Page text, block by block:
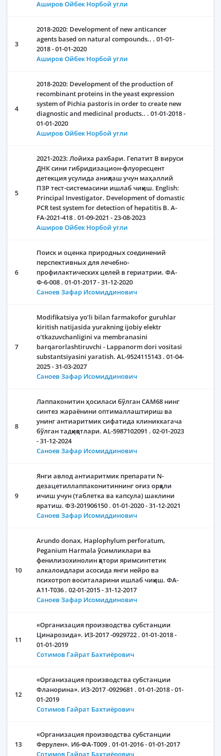
Аширов Ойбек Норбой угли
3
2018-2020: Development of new anticancer
agents based on natural compounds.. . 01-01-
2018 - 01-01-2020
Аширов Ойбек Норбой угли
4
2018-2020: Development of the production of
recombinant proteins in the yeast expression
system of Pichia pastoris in order to create new
diagnostic and medicinal products.. . 01-01-2018 -
01-01-2020
Аширов Ойбек Норбой угли
5
2021-2023: Лойиха рахбари. Гепатит В вируси
ДНК сини гибридизацион-флуоресцент
детекция усулида аниқлаш учун маҳаллий
ПЗР тест-системасини ишлаб чиқиш. English:
Principal Investigator. Development of domastic
PCR test system for detection of hepatitis B. A-
FA-2021-418 . 01-09-2021 - 23-08-2023
Аширов Ойбек Норбой угли
6
Поиск и оценка природных соединений
перспективных для лечебно-
профилактических целей в гериатрии. ФА-
Ф-6-008 . 01-01-2017 - 31-12-2020
Саноев Зафар Исомиддинович
7
Modifikatsiya yoʼli bilan farmakofor guruhlar
kiritish natijasida yurakning ijobiy elektr
o‘tkazuvchanligini va membranasini
barqarorlashtiruvchi - Lappanorm dori vositasi
substantsiyasini yaratish. AL-9524115143 . 01-04-
2025 - 31-03-2027
Саноев Зафар Исомиддинович
8
Лаппаконитин ҳосиласи бўлган CАМ68 нинг
синтез жараёнини оптималлаштириш ва
унинг антиаритмик сифатида клиниккагача
бўлган тадқиқотлари. AL-5987102091 . 02-01-2023
- 31-12-2024
Саноев Зафар Исомиддинович
9
Янги авлод антиаритмик препарати N-
дезацетиллаппаконитиннинг оғиз орқали
ичиш учун (таблетка ва капсула) шаклини
яратиш. ФЗ-201906150 . 01-01-2020 - 31-12-2021
Саноев Зафар Исомиддинович
10
Arundo donax, Haplophylum perforatum,
Peganium Harmala ўсимликлари ва
фенилизохинолин қатори яримсинтетик
алкалоидлари асосида янги нейро ва
психотроп воситаларини ишлаб чиқиш. ФА-
А11-Т036 . 02-01-2015 - 31-12-2017
Саноев Зафар Исомиддинович
11
«Организация производства субстанции
Цинарозида». ИЗ-2017 -0929722 . 01-01-2018 -
01-01-2019
Сотимов Гайрат Бахтиёрович
12
«Организация производства субстанции
Фланорина». ИЗ-2017 -0929681 . 01-01-2018 - 01-
01-2019
Сотимов Гайрат Бахтиёрович
13
«Организация производства субстанции
Ферулен». И6-ФА-Т009 . 01-01-2016 - 01-01-2017
Сотимов Гайрат Бахтиёрович